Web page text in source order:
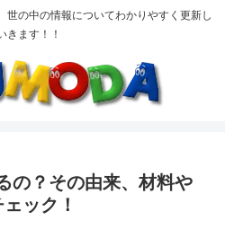
世の中の情報についてわかりやすく更新し
きます！！
の？その由来、材料や
ック！